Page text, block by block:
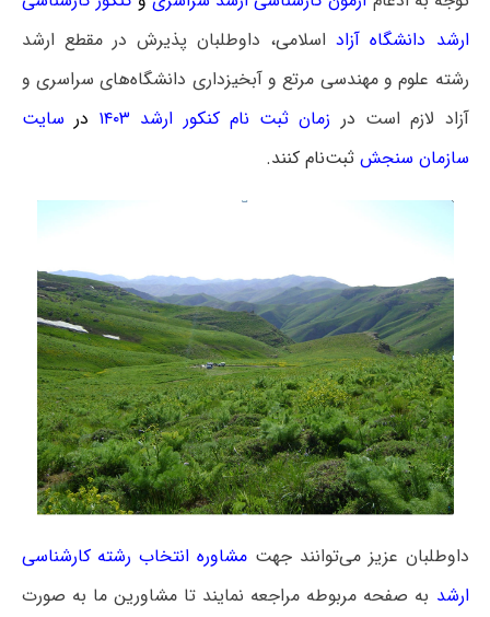
ارشد دانشگاه آزاد اسلامی، داوطلبان پذیرش در مقطع ارشد
رشته علوم و مهندسی مرتع و آبخیزداری دانشگاه‌های سراسری و
آزاد لازم است در زمان ثبت نام کنکور ارشد ۱۴۰۳ در سایت
سازمان سنجش ثبت‌نام کنند.
داوطلبان عزیز می‌توانند جهت مشاوره انتخاب رشته کارشناسی
ارشد به صفحه مربوطه مراجعه نمایند تا مشاورین ما به صورت